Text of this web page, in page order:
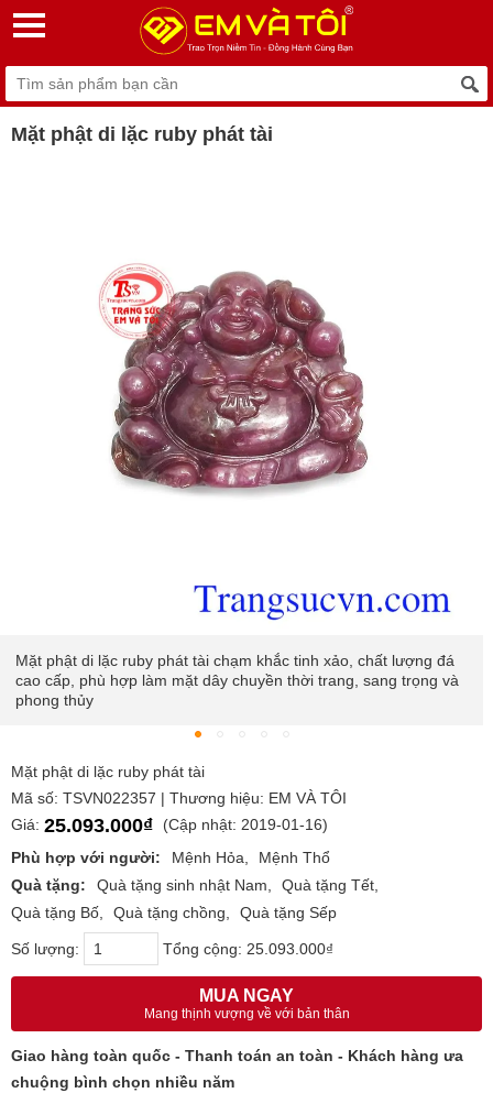
Mặt phật di lặc ruby phát tài
Mặt phật di lặc ruby phát tài chạm khắc tinh xảo, chất lượng đá
cao cấp, phù hợp làm mặt dây chuyền thời trang, sang trọng và
phong thủy
Mặt phật di lặc ruby phát tài
Mã số: TSVN022357 | Thương hiệu: EM VÀ TÔI
Giá: 25.093.000₫
(Cập nhật: 2019-01-16)
Phù hợp với người:
Mệnh Hỏa
Mệnh Thổ
Quà tặng:
Quà tặng sinh nhật Nam
Quà tặng Tết
Quà tặng Bố
Quà tặng chồng Quà tặng Sếp
Số lượng: Tổng cộng: 25.093.000₫
MUA NGAY
Mang thịnh vượng về với bản thân
Giao hàng toàn quốc - Thanh toán an toàn - Khách hàng ưa
chuộng bình chọn nhiều năm